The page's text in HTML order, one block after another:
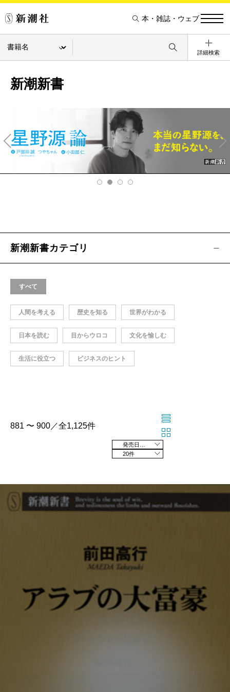
本・雑誌・ウェブ
詳細検索
新潮新書
v
Ne
xt
新潮新書カテゴリ
すべて
人間を考える 歴史を知る 世界がわかる
日本を読む 目からウロコ 文化を愉しむ
生活に役立つ ビジネスのヒント
881 〜 900／全1,125件
20件